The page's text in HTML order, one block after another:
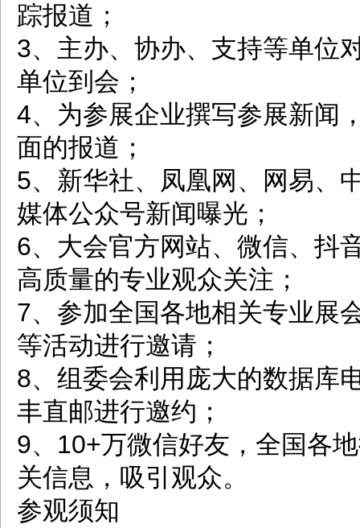
踪报道；
3、主办、协办、支持等单位
单位到会；
4、为参展企业撰写参展新闻
面的报道；
5、新华社、凤凰网、网易、
媒体公众号新闻曝光；
6、大会官方网站、微信、抖
高质量的专业观众关注；
7、参加全国各地相关专业展
等活动进行邀请；
8、组委会利用庞大的数据库
丰直邮进行邀约；
9、10+万微信好友，全国各
关信息，吸引观众。
参观须知